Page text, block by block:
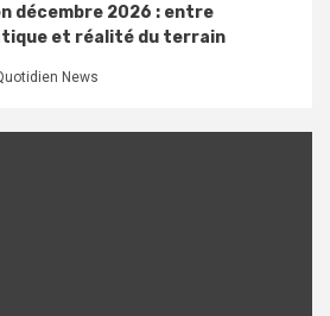
décembre 2026 : entre
et réalité du terrain
News